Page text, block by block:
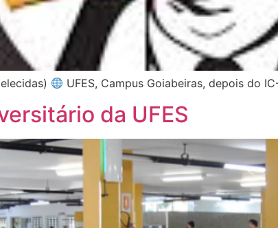
UFES, Campus Goiabeiras, depois do
da UFES